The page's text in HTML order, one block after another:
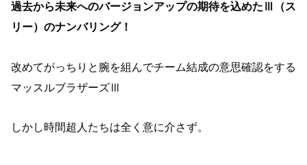
過去から未来へのバージョンアップの期待を込めたⅢ（ス
リー）のナンバリング！
改めてがっちりと腕を組んでチーム結成の意思確認をする
マッスルブラザーズⅢ
しかし時間超人たちは全く意に介さず。